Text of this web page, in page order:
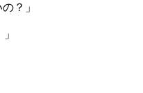
？」